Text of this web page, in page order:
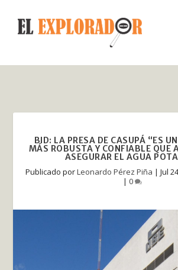
BID: LA PRESA DE CASUPÁ “ES
MÁS ROBUSTA Y CONFIABLE QUE
ASEGURAR EL AGUA
Publicado porLeonardo Pérez Piña | Jul
| 0